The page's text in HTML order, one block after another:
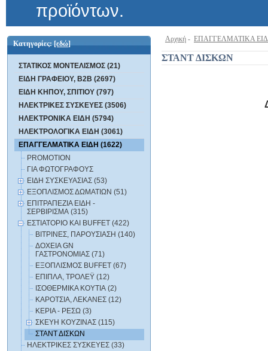
προϊόντων.
Κατηγορίες:[εδώ]
ΣΤΑΤΙΚΟΣ ΜΟΝΤΕΛΙΣΜΟΣ (21)
ΕΙΔΗ ΓΡΑΦΕΙΟΥ, B2B (2697)
ΕΙΔΗ ΚΗΠΟΥ, ΣΠΙΤΙΟΥ (797)
ΗΛΕΚΤΡΙΚΕΣ ΣΥΣΚΕΥΕΣ (3506)
ΗΛΕΚΤΡΟΝΙΚΑ ΕΙΔΗ (5794)
ΗΛΕΚΤΡΟΛΟΓΙΚΑ ΕΙΔΗ (3061)
ΕΠΑΓΓΕΛΜΑΤΙΚΑ ΕΙΔΗ (1622)
PROMOTION
ΓΙΑ ΦΩΤΟΓΡΑΦΟΥΣ
ΕΙΔΗ ΣΥΣΚΕΥΑΣΙΑΣ (53)
ΕΞΟΠΛΙΣΜΟΣ ΔΩΜΑΤΙΩΝ (51)
ΕΠΙΤΡΑΠΕΖΙΑ ΕΙΔΗ -
ΣΕΡΒΙΡΙΣΜΑ (315)
ΕΣΤΙΑΤΟΡΙΟ ΚΑΙ BUFFET (422)
ΒΙΤΡΙΝΕΣ, ΠΑΡΟΥΣΙΑΣΗ (140)
ΔΟΧΕΙΑ GN
ΓΑΣΤΡΟΝΟΜΙΑΣ (71)
ΕΞΟΠΛΙΣΜΟΣ BUFFET (67)
ΕΠΙΠΛΑ, ΤΡΟΛΕΫ (12)
ΙΣΟΘΕΡΜΙΚΑ ΚΟΥΤΙΑ (2)
ΚΑΡΟΤΣΙΑ, ΛΕΚΑΝΕΣ (12)
ΚΕΡΙΑ - ΡΕΣΩ (3)
ΣΚΕΥΗ ΚΟΥΖΙΝΑΣ (115)
ΣΤΑΝΤ ΔΙΣΚΩΝ
ΗΛΕΚΤΡΙΚΕΣ ΣΥΣΚΕΥΕΣ (33)
Αρχική - ΕΠΑΓΓΕΛΜΑΤΙΚΑ
ΣΤΑΝΤ ΔΙΣΚΩΝ